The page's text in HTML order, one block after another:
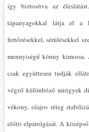
így biztosítva az
tápanyagokkal látja el a
fertőzésekkel, sérülésekkel
mennyiségű könny
csak együttesen tudják
végző különböző mirigyek
vékony, olajos réteg
előtti elpárolgását. A